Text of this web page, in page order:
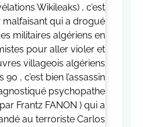
Wikileaks) , c’est
qui a drogué
militaires algériens en
pour aller violer et
villageois algériens
, c’est bien l’assassin
psychopathe
Frantz FANON ) qui a
au terroriste Carlos